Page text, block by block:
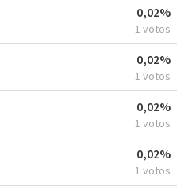
0,02%
1 votos
0,02%
1 votos
0,02%
1 votos
0,02%
1 votos